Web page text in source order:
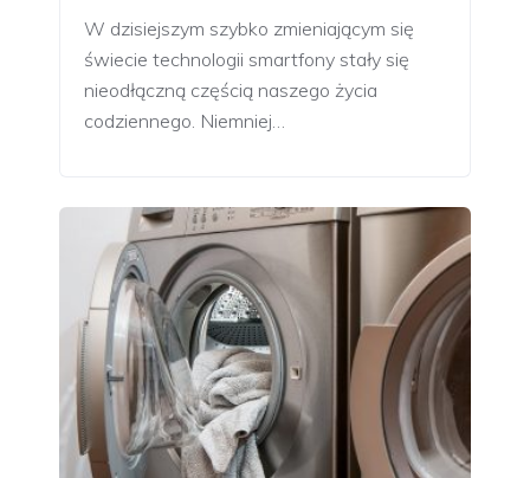
W dzisiejszym szybko zmieniającym się
świecie technologii smartfony stały się
nieodłączną częścią naszego życia
codziennego. Niemniej…